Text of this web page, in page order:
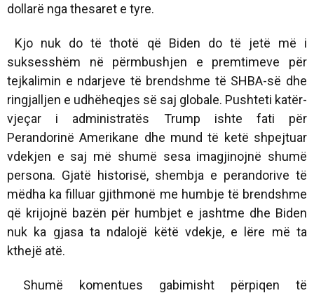
dollarë nga thesaret e tyre.
Kjo nuk do të thotë që Biden do të jetë më i
suksesshëm në përmbushjen e premtimeve për
tejkalimin e ndarjeve të brendshme të SHBA-së dhe
ringjalljen e udhëheqjes së saj globale. Pushteti katër-
vjeçar i administratës Trump ishte fati për
Perandorinë Amerikane dhe mund të ketë shpejtuar
vdekjen e saj më shumë sesa imagjinojnë shumë
persona. Gjatë historisë, shembja e perandorive të
mëdha ka filluar gjithmonë me humbje të brendshme
që krijojnë bazën për humbjet e jashtme dhe Biden
nuk ka gjasa ta ndalojë këtë vdekje, e lëre më ta
kthejë atë.
Shumë komentues gabimisht përpiqen të